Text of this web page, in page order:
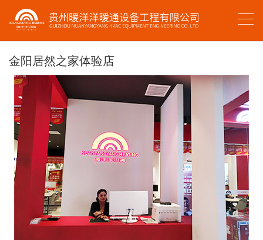
金阳居然之家体验店